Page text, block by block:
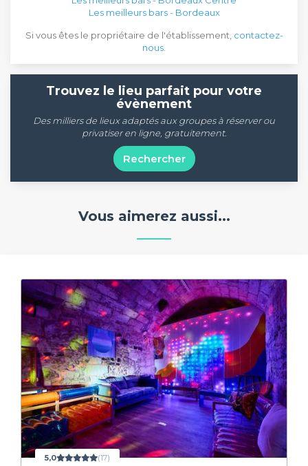
Les meilleurs bars - Bordeaux
Si vous êtes le propriétaire de l'établissement, contactez-
nous
Trouvez le lieu parfait pour votre
évènement
Des milliers de lieux adaptés aux groupes à réserver ou
privatiser en ligne, gratuitement.
Rechercher
Vous aimerez aussi...
5,0 (17)